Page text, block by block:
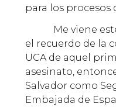
para los procesos
Me viene este
el recuerdo de la
UCA de aquel
asesinato,
Salvador como
Embajada de